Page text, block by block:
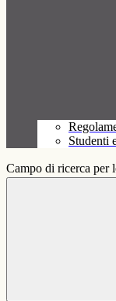
Studenti
Campo di ricerca per